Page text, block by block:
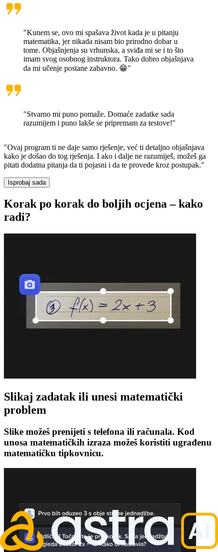
"Kunem se, ovo mi spašava život kada je u pitanju
matematika, jer nikada nisam bio prirodno dobar u
tome. Objašnjenja su vrhunska, a sviđa mi se i to što
imam svog osobnog instruktora. Tako dobro objašnjava
da mi učenje postane zabavno. 😁"
"Stvarno mi puno pomaže. Domaće zadatke sada
razumijem i puno lakše se pripremam za testove!"
"Ovaj program ti ne daje samo rješenje, već ti detaljno objašnjava
kako je došao do tog rješenja. I ako i dalje ne razumiješ, možeš ga
pitati dodatna pitanja da ti pojasni i da te provede kroz postupak."
Isprobaj sada
Korak po korak do boljih ocjena –kako
radi?
Slikaj zadatak ili unesi matematički
problem
Slike možeš prenijeti s telefona ili računala. Kod
unosa matematičkih izraza možeš koristiti ugrađenu
matematičku tipkovnicu.